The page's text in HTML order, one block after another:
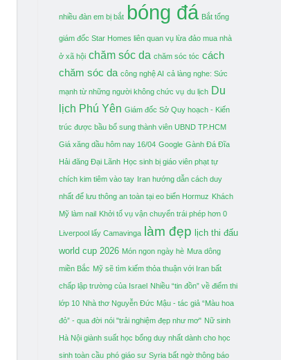
nhiều đàn em bị bắt bóng đá Bắt tổng
giám đốc Star Homes liên quan vụ lừa đảo mua nhà
ở xã hội chăm sóc da chăm sóc tóc cách
chăm sóc da công nghệ AI cả làng nghe: Sức
mạnh từ những người không chức vụ du lịch Du
lịch Phú Yên Giám đốc Sở Quy hoạch - Kiến
trúc được bầu bổ sung thành viên UBND TP.HCM
Giá xăng dầu hôm nay 16/04 Google Gành Đá Đĩa
Hải đăng Đại Lãnh Học sinh bị giáo viên phạt tự
chích kim tiêm vào tay Iran hướng dẫn cách duy
nhất để lưu thông an toàn tại eo biển Hormuz Khách
Mỹ làm nail Khởi tố vụ vận chuyển trái phép hơn 0
Liverpool lấy Camavinga làm đẹp lịch thi đấu
world cup 2026 Món ngon ngày hè Mưa dông
miền Bắc Mỹ sẽ tìm kiếm thỏa thuận với Iran bất
chấp lập trường của Israel Nhiều “tin đồn” về điểm thi
lớp 10 Nhà thơ Nguyễn Đức Mậu - tác giả “Màu hoa
đỏ” - qua đời nói "trải nghiệm đẹp như mơ" Nữ sinh
Hà Nội giành suất học bổng duy nhất dành cho học
sinh toàn cầu phó giáo sư Syria bất ngờ thông báo